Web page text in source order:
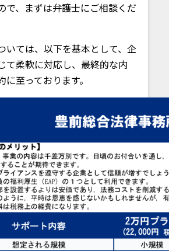
で、まずは弁護士にご相談くだ
いては、以下を基本として、企
て柔軟に対応し、最終的な内
至っております。